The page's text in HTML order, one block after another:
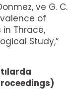
ve G. C.
of
in Thrace,
Study,”